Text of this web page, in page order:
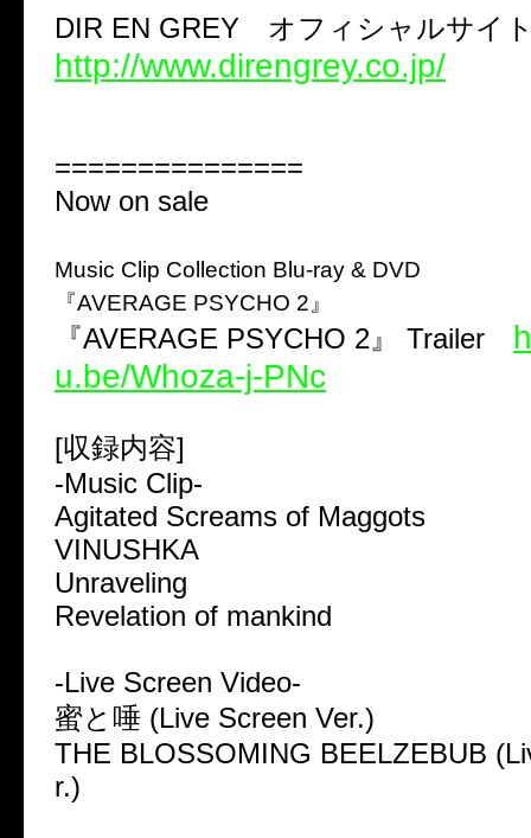
DIR EN GREY オフィシャルサイ
http://www.direngrey.co.jp/
===============
Now on sale
Music Clip Collection Blu-ray & DVD
『AVERAGE PSYCHO 2』
『AVERAGE PSYCHO 2』 Trailer
u.be/Whoza-j-PNc
[収録内容]
-Music Clip-
Agitated Screams of Maggots
VINUSHKA
Unraveling
Revelation of mankind
-Live Screen Video-
蜜と唾 (Live Screen Ver.)
THE BLOSSOMING BEELZEBUB
r.)